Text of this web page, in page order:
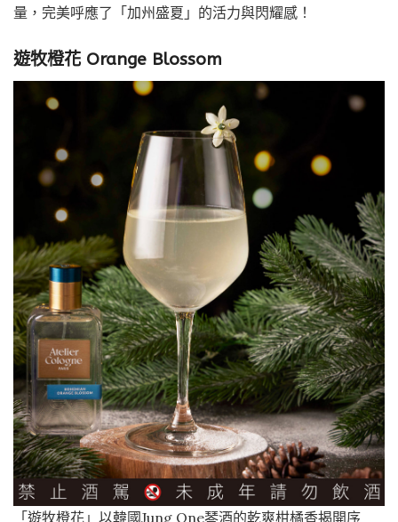
量，完美呼應了「加州盛夏」的活力與閃耀感！
遊牧橙花 Orange Blossom
「遊牧橙花」以韓國Jung One琴酒的乾爽柑橘香揭開序